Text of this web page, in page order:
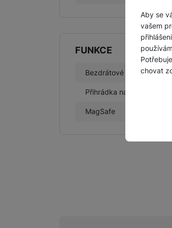
Aby se
vašem
chovat
VŽDY
FUNKCE
Bezdrátové nabíjení
Přihrádka na kreditku
MagSafe